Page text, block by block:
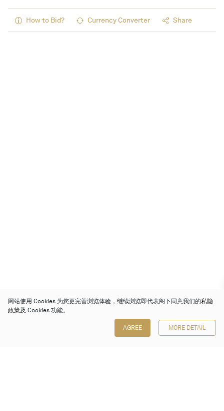
How to Bid? Currency Converter Share
网站使用 Cookies 为您更完善浏览体验，继续浏览即代表阁下同意我们的私隐
政策及 Cookies 功能。
AGREE MORE DETAIL